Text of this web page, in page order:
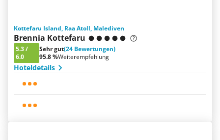
Kottefaru Island, Raa Atoll, Malediven
Brennia Kottefaru
5.3/
6.0
Sehr gut(24 Bewertungen)
95.8 %Weiterempfehlung
Hoteldetails